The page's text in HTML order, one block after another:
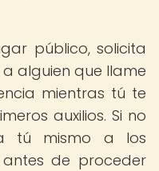
público, solicita
alguien que llame
mientras tú te
auxilios. Si no
tú mismo a los
de proceder